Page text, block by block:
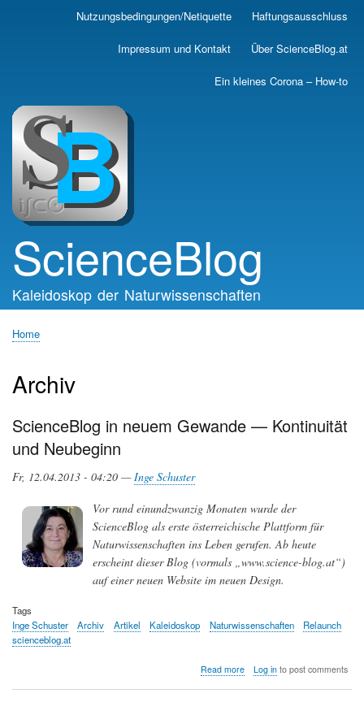
Skip
main
Nutzungsbedingungen/Netiquette Haftungsausschluss
Impressum und Kontakt Über ScienceBlog.at
Ein kleines Corona – How-to
ScienceBlog
Kaleidoskop der Naturwissenschaften
Home
Archiv
ScienceBlog in neuem Gewande — Kontinuität
und Neubeginn
Fr, 12.04.2013 - 04:20 —Inge Schuster
Vor rund einundzwanzig Monaten wurde der
ScienceBlog als erste österreichische Plattform für
Naturwissenschaften ins Leben gerufen. Ab heute
erscheint dieser Blog (vormals „www.science-blog.at“)
auf einer neuen Website im neuen Design.
Tags
Inge Schuster
Archiv Artikel Kaleidoskop Naturwissenschaften
Relaunch
scienceblog.at
Read moreabout
Log into post comments